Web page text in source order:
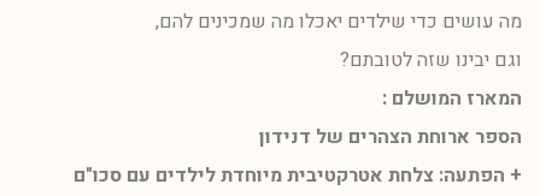
מה עושים כדי שילדים יאכלו מה שמכינים להם,
וגם יבינו שזה לטובתם?
המארז המושלם :
הספר ארוחת הצהרים של דנידון
+ הפתעה: צלחת אטרקטיבית מיוחדת לילדים עם סכו"ם